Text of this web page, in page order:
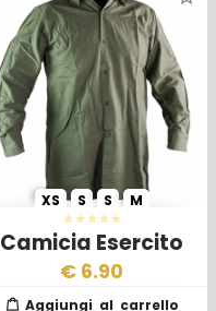
Camicia Esercito
Cecoslovacco
Verde
XS S S M
€ 6.90